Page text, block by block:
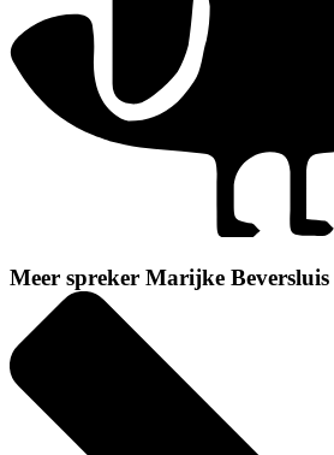
Meer spreker Marijke Beversluis